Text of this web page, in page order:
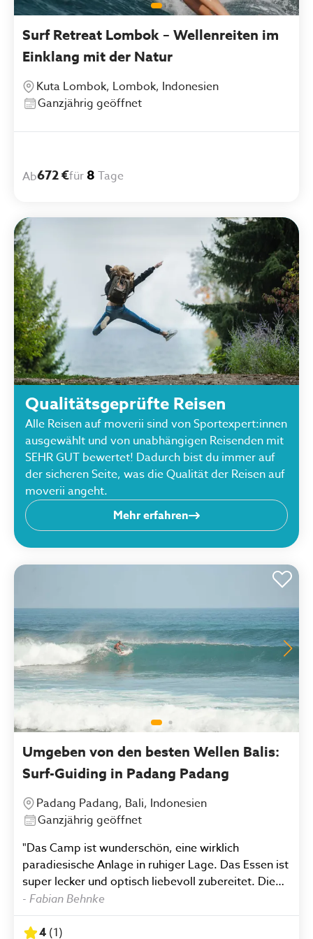
Surf Retreat Lombok – Wellenreiten im
Einklang mit der Natur
Kuta Lombok, Lombok, Indonesien
Ganzjährig geöffnet
Ab672 €für 8 Tage
Qualitätsgeprüfte Reisen
Alle Reisen auf moverii sind von Sportexpert:innen
ausgewählt und von unabhängigen Reisenden mit
SEHR GUT bewertet! Dadurch bist du immer auf
der sicheren Seite, was die Qualität der Reisen auf
moverii angeht.
Mehr erfahren
Umgeben von den besten Wellen Balis:
Surf-Guiding in Padang Padang
Padang Padang, Bali, Indonesien
Ganzjährig geöffnet
"Das Camp ist wunderschön, eine wirklich
paradiesische Anlage in ruhiger Lage. Das Essen ist
super lecker und optisch liebevoll zubereitet. Die
Instruktor sind gut drauf und zeigen ehrliches
Interesse die Teilnehmer zu verbessern. Insgesamt
ein sehr professionelles Stuff mit gutem
- Fabian Behnke
4 (1)